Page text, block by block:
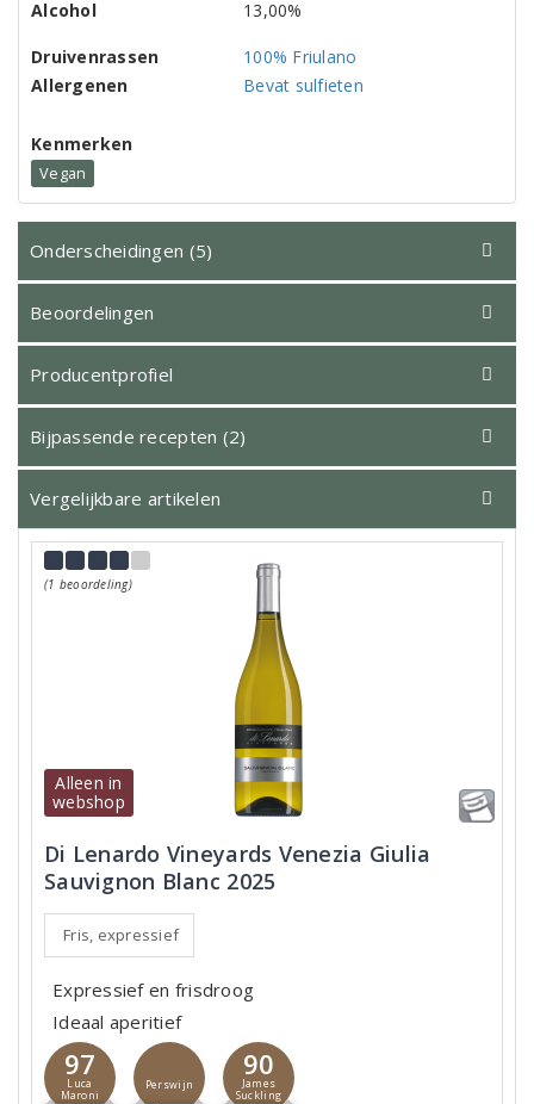
Alcohol 13,00%
Druivenrassen
100% Friulano
Allergenen
Bevat sulfieten
Kenmerken
Vegan
Onderscheidingen (5)
Beoordelingen
Producentprofiel
Bijpassende recepten (2)
Vergelijkbare artikelen
(1 beoordeling)
Alleen in
webshop
Di Lenardo Vineyards Venezia Giulia
Sauvignon Blanc 2025
Fris, expressief
Expressief en frisdroog
Ideaal aperitief
97
Luca
Maroni
Perswijn
90
James
Suckling